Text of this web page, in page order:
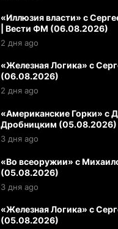
«Иллюзия власти» с
| Вести ФМ (06.08.2026)
2 дня ago
«Железная Логика» с
(06.08.2026)
2 дня ago
«Американские Горки» с
Дробницким (05.08.2026)
3 дня ago
«Во всеоружии» с
(05.08.2026)
3 дня ago
«Железная Логика» с
(05.08.2026)